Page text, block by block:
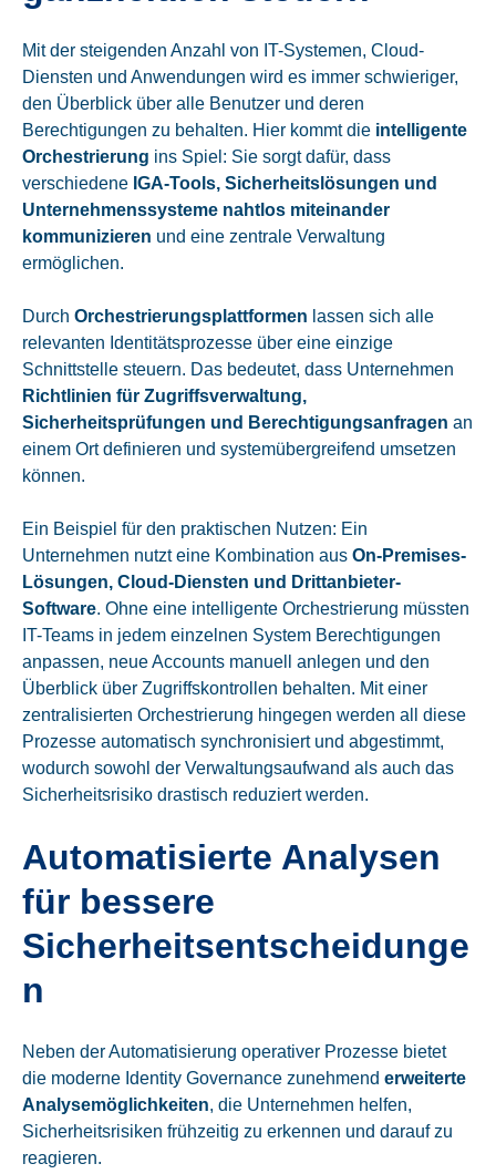
Mit der steigenden Anzahl von IT-Systemen, Cloud-
Diensten und Anwendungen wird es immer schwieriger,
den Überblick über alle Benutzer und deren
Berechtigungen zu behalten. Hier kommt die intelligente
Orchestrierung ins Spiel: Sie sorgt dafür, dass
verschiedene IGA-Tools, Sicherheitslösungen und
Unternehmenssysteme nahtlos miteinander
kommunizieren und eine zentrale Verwaltung
ermöglichen.
Durch Orchestrierungsplattformen lassen sich alle
relevanten Identitätsprozesse über eine einzige
Schnittstelle steuern. Das bedeutet, dass Unternehmen
Richtlinien für Zugriffsverwaltung,
Sicherheitsprüfungen und Berechtigungsanfragen an
einem Ort definieren und systemübergreifend umsetzen
können.
Ein Beispiel für den praktischen Nutzen: Ein
Unternehmen nutzt eine Kombination aus On-Premises-
Lösungen, Cloud-Diensten und Drittanbieter-
Software. Ohne eine intelligente Orchestrierung müssten
IT-Teams in jedem einzelnen System Berechtigungen
anpassen, neue Accounts manuell anlegen und den
Überblick über Zugriffskontrollen behalten. Mit einer
zentralisierten Orchestrierung hingegen werden all diese
Prozesse automatisch synchronisiert und abgestimmt,
wodurch sowohl der Verwaltungsaufwand als auch das
Sicherheitsrisiko drastisch reduziert werden.
Automatisierte Analysen
für bessere
Sicherheitsentscheidunge
n
Neben der Automatisierung operativer Prozesse bietet
die moderne Identity Governance zunehmend erweiterte
Analysemöglichkeiten, die Unternehmen helfen,
Sicherheitsrisiken frühzeitig zu erkennen und darauf zu
reagieren.